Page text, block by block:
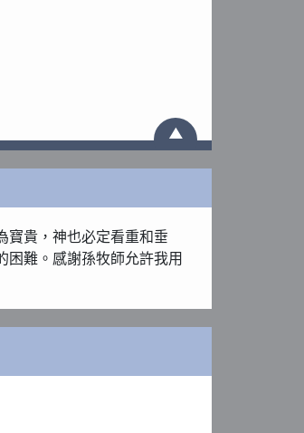
▲
寶貴，神也必定看重和垂
困難。感謝孫牧師允許我用